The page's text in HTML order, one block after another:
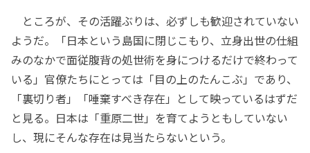
ところが、その活躍ぶりは、必ずしも歓迎されていない
ようだ。「日本という島国に閉じこもり、立身出世の仕組
みのなかで面従腹背の処世術を身につけるだけで終わって
いる」官僚たちにとっては「目の上のたんこぶ」であり、
「裏切り者」「唾棄すべき存在」として映っているはずだ
と見る。日本は「重原二世」を育てようともしていない
し、現にそんな存在は見当たらないという。